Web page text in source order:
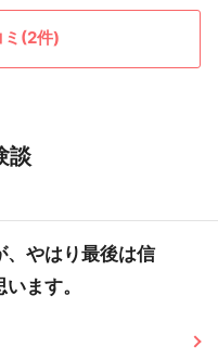
ミ(2件)
談
、やはり最後は信
ます。